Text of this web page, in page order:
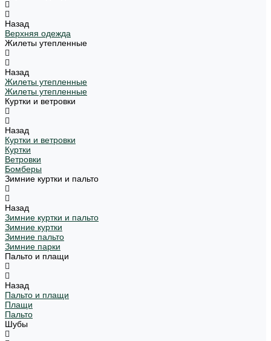
Назад
Верхняя одежда
Жилеты утепленные
Назад
Жилеты утепленные
Жилеты утепленные
Куртки и ветровки
Назад
Куртки и ветровки
Куртки
Ветровки
Бомберы
Зимние куртки и пальто
Назад
Зимние куртки и пальто
Зимние куртки
Зимние пальто
Зимние парки
Пальто и плащи
Назад
Пальто и плащи
Плащи
Пальто
Шубы